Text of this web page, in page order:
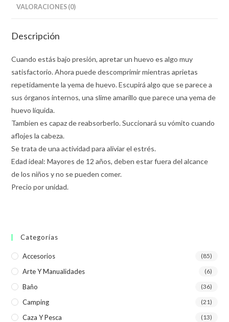
VALORACIONES (0)
Descripción
Cuando estás bajo presión, apretar un huevo es algo muy
satisfactorio. Ahora puede descomprimir mientras aprietas
repetidamente la yema de huevo. Escupirá algo que se parece a
sus órganos internos, una slime amarillo que parece una yema de
huevo líquida.
Tambien es capaz de reabsorberlo. Succionará su vómito cuando
aflojes la cabeza.
Se trata de una actividad para aliviar el estrés.
Edad ideal: Mayores de 12 años, deben estar fuera del alcance
de los niños y no se pueden comer.
Precio por unidad.
Categorías
Accesorios (85)
Arte Y Manualidades (6)
Baño (36)
Camping (21)
Caza Y Pesca (13)